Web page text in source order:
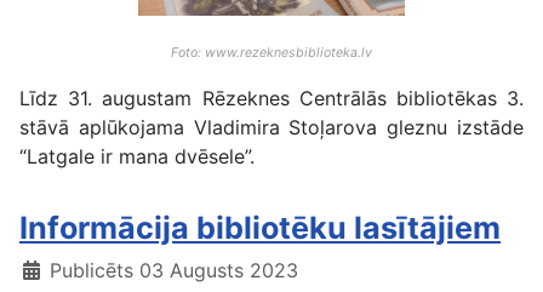
Foto: www.rezeknesbiblioteka.lv
Līdz 31. augustam Rēzeknes Centrālās bibliotēkas 3.
stāvā aplūkojama Vladimira Stoļarova gleznu izstāde
“Latgale ir mana dvēsele”.
Informācija bibliotēku lasītājiem
Publicēts 03 Augusts 2023